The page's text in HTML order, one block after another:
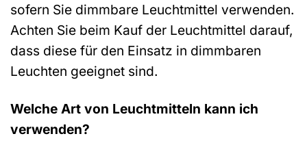
sofern Sie dimmbare Leuchtmittel verwenden.
Achten Sie beim Kauf der Leuchtmittel darauf,
dass diese für den Einsatz in dimmbaren
Leuchten geeignet sind.
Welche Art von Leuchtmitteln kann ich
verwenden?